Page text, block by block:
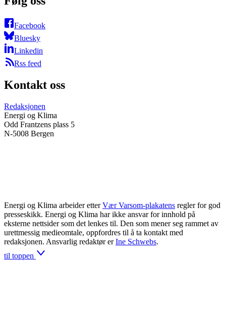
Facebook
Bluesky
Linkedin
Rss feed
Kontakt oss
Redaksjonen
Energi og Klima
Odd Frantzens plass 5
N-5008 Bergen
Energi og Klima arbeider etter Vær Varsom-plakatens regler for god
presseskikk. Energi og Klima har ikke ansvar for innhold på
eksterne nettsider som det lenkes til. Den som mener seg rammet av
urettmessig medieomtale, oppfordres til å ta kontakt med
redaksjonen. Ansvarlig redaktør er Ine Schwebs.
til toppen